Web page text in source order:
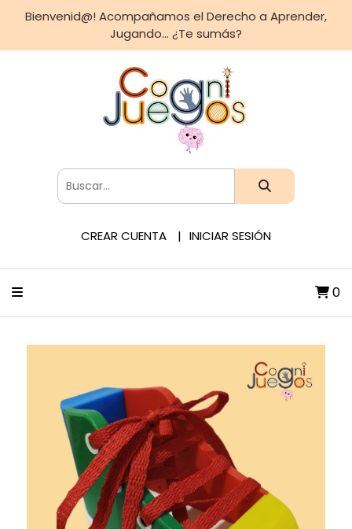
Bienvenid@! Acompañamos el Derecho a Aprender,
Jugando... ¿Te sumás?
CREAR CUENTA INICIAR SESIÓN
0